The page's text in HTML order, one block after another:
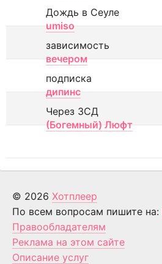
Дождь в Сеуле
umiso
зависимость
вечером
подписка
дипинс
Через ЗСД
(Богемный) Люфт
© 2026 Хотплеер
По всем вопросам пишите на:
Правообладателям
Реклама на этом сайте
Описание услуг